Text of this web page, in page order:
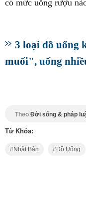
có mức uống rượu
3 loại đồ uống
muối", uống
Theo Đời sống & pháp
Từ Khóa:
Nhật Bản Đồ Uống